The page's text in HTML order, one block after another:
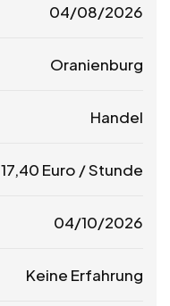
04/08/2026
Oranienburg
Handel
17,40 Euro / Stunde
04/10/2026
Keine Erfahrung